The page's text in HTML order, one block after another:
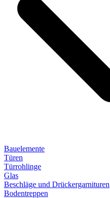
Bauelemente
Türen
Türrohlinge
Glas
Beschläge und Drückergarnituren
Bodentreppen